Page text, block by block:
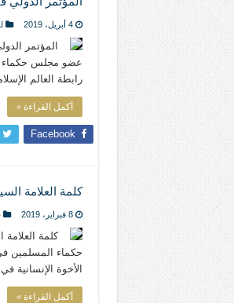
4 أبريل، 2019
المؤتمر
عضو مجلس حكماء
رابطة العالم الإسلامي
أكمل القراءة »
Facebook
كلمة العلامة
8 فبراير، 2019
كلمة
حكماء المسلمين في
الأخوة الإنسانية
أكمل القراءة »